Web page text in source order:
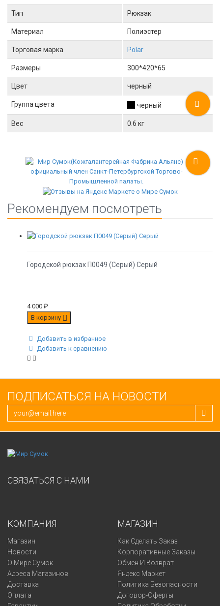
Тип Рюкзак
Материал Полиэстер
Торговая марка Polar
Размеры 300*420*65
Цвет черный
Группа цвета черный
Вес 0.6 кг
Рекомендуем посмотреть
Городской рюкзак П0049 (Серый) Серый
4 000 ₽
В корзину
Добавить в избранное
Добавить к сравнению
ПОДПИСАТЬСЯ НА НОВОСТИ
СВЯЗАТЬСЯ С НАМИ
КОМПАНИЯ
Магазин
Новости
О Мире Сумок
Адреса Магазинов
Доставка
Оплата
МАГАЗИН
Как Сделать Заказ
Корпоративные Заказы
Обмен И Возврат
Яндекс Маркет
Политика Безопасности
Договор-Оферты